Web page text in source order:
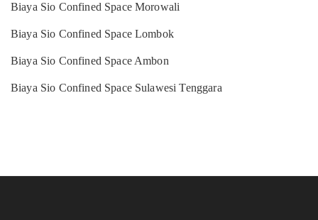
Biaya Sio Confined Space Morowali
Biaya Sio Confined Space Lombok
Biaya Sio Confined Space Ambon
Biaya Sio Confined Space Sulawesi Tenggara